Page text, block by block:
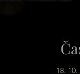
18. 10.